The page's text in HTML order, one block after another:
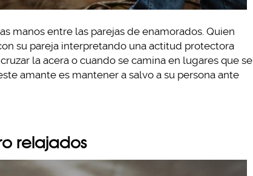
manos entre las parejas de enamorados. Quien
su pareja interpretando una actitud protectora
la acera o cuando se camina en lugares que se
amante es mantener a salvo a su persona ante
relajados